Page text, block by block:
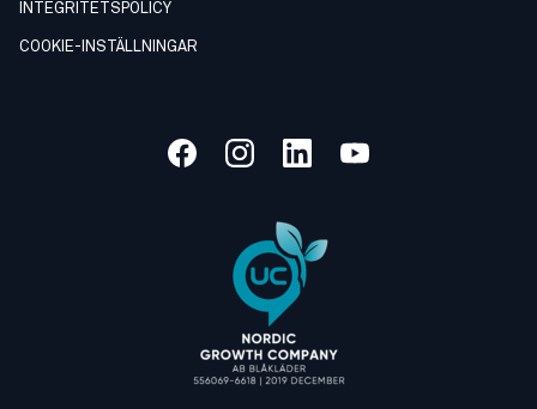
INTEGRITETSPOLICY
COOKIE-INSTÄLLNINGAR